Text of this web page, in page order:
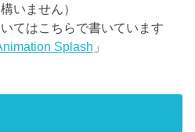
いません）
てはこちらで書いています
Splash 」